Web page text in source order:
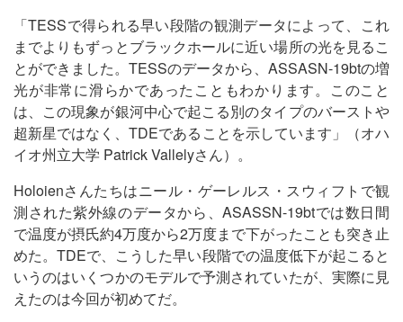
「TESSで得られる早い段階の観測データによって、これ
までよりもずっとブラックホールに近い場所の光を見るこ
とができました。TESSのデータから、ASSASN-19btの増
光が非常に滑らかであったこともわかります。このこと
は、この現象が銀河中心で起こる別のタイプのバーストや
超新星ではなく、TDEであることを示しています」（オハ
イオ州立大学 Patrick Vallelyさん）。
Holoienさんたちはニール・ゲーレルス・スウィフトで観
測された紫外線のデータから、ASASSN-19btでは数日間
で温度が摂氏約4万度から2万度まで下がったことも突き止
めた。TDEで、こうした早い段階での温度低下が起こると
いうのはいくつかのモデルで予測されていたが、実際に見
えたのは今回が初めてだ。